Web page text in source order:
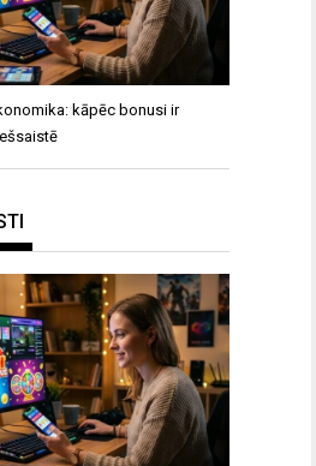
kāpēc bonusi ir